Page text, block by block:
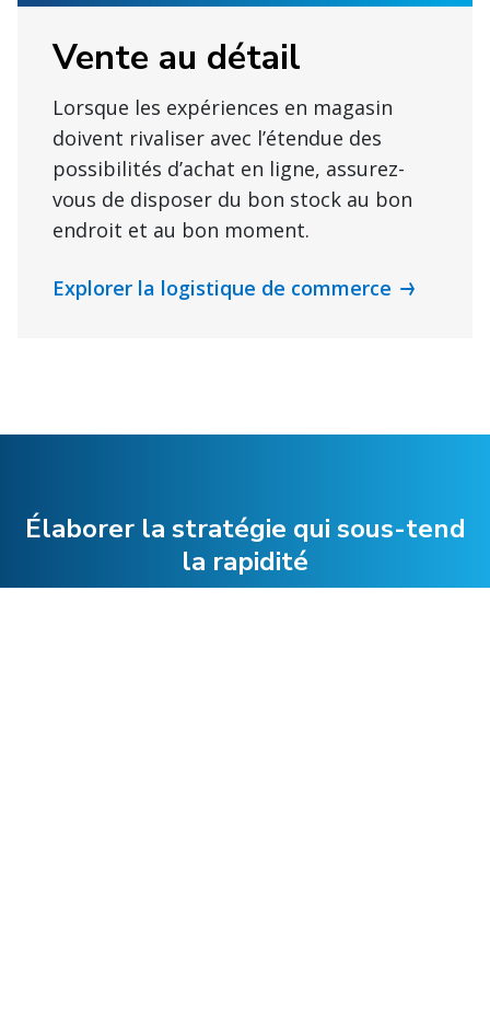
Vente au détail
Lorsque les expériences en magasin
doivent rivaliser avec l’étendue des
possibilités d’achat en ligne, assurez-
vous de disposer du bon stock au bon
endroit et au bon moment.
Explorer la logistique de commerce
Élaborer la stratégie qui sous-tend
la rapidité